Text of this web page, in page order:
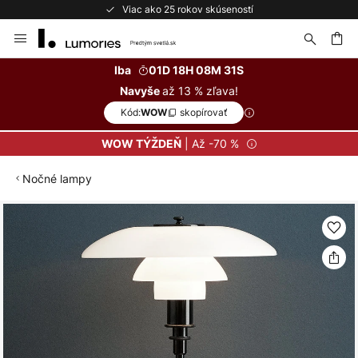
Viac ako 25 rokov skúseností
to
Iba
01D 18H 08M 30S
Navyšeaž 13 % zľava!
Kód:WOW skopírovať
WOW TÝŽDEŇ| Až -70 %
Nočné lampy
na